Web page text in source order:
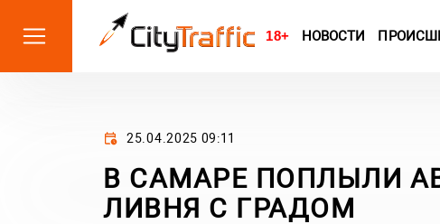
18+ НОВОСТИ
25.04.2025 09:11
В САМАРЕ ПОПЛЫЛИ
ЛИВНЯ С ГРАДОМ